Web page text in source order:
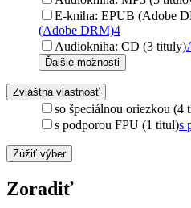
E-kniha: EPUB (Adobe
(Adobe DRM)4
Audiokniha: CD (3 tituly)
Ďalšie možnosti
Zvláštna vlastnosť
so špeciálnou oriezkou (4
s podporou FPU (1 titul)s
Zúžiť výber
Zoradiť